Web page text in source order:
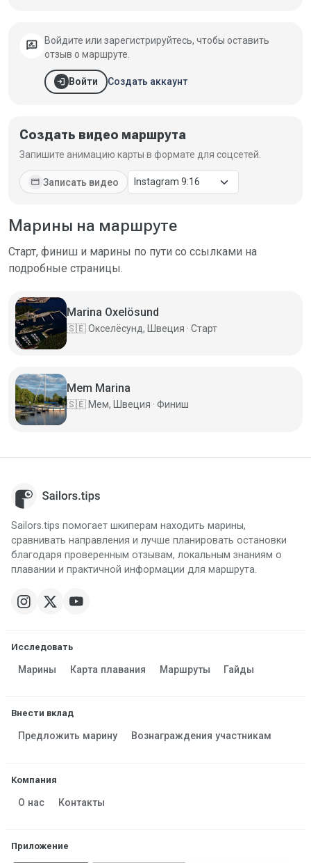
rate_review
Войдите или зарегистрируйтесь, чтобы оставить
отзыв о маршруте.
login Войти Создать аккаунт
Создать видео маршрута
Запишите анимацию карты в формате для соцсетей.
movie Записать видео
Марины на маршруте
Старт, финиш и марины по пути со ссылками на
подробные страницы.
Marina Oxelösund
🇸🇪 Окселёсунд, Швеция · Старт
Mem Marina
🇸🇪 Мем, Швеция · Финиш
Sailors.tips помогает шкиперам находить марины,
сравнивать направления и лучше планировать остановки
благодаря проверенным отзывам, локальным знаниям о
плавании и практичной информации для маршрута.
Исследовать
Марины Карта плавания Маршруты Гайды
Внести вклад
Предложить марину Вознаграждения участникам
Компания
О нас Контакты
Приложение